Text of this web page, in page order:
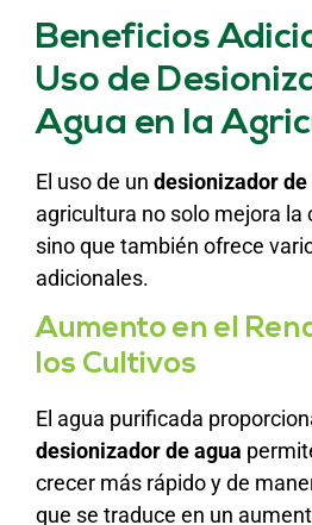
Beneficios
Uso de
Agua en la
El uso de un desionizador de
agricultura no solo mejora la
sino que también ofrece
adicionales.
Aumento en el
los Cultivos
El agua purificada
desionizador de agua
crecer más rápido y de
que se traduce en un